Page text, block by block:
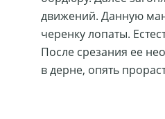
движений. Данную
черенку лопаты.
После срезания ее
в дерне, опять